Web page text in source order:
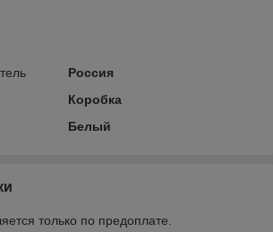
Россия
Коробка
Белый
только по предоплате.